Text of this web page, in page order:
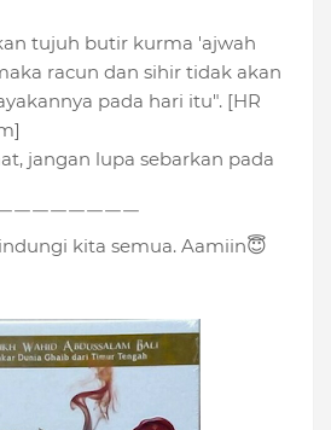
tujuh butir kurma 'ajwah
racun dan sihir tidak akan
pada hari itu". [HR
jangan lupa sebarkan pada
￣￣￣￣￣￣￣
kita semua. Aamiin😇